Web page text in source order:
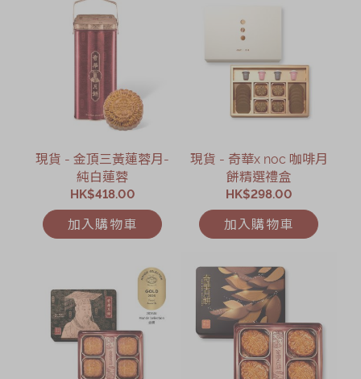
現貨 - 金頂三黃蓮蓉月-
純白蓮蓉
HK$418.00
加入購物車
現貨 - 奇華x noc 咖啡月
餅精選禮盒
HK$298.00
加入購物車